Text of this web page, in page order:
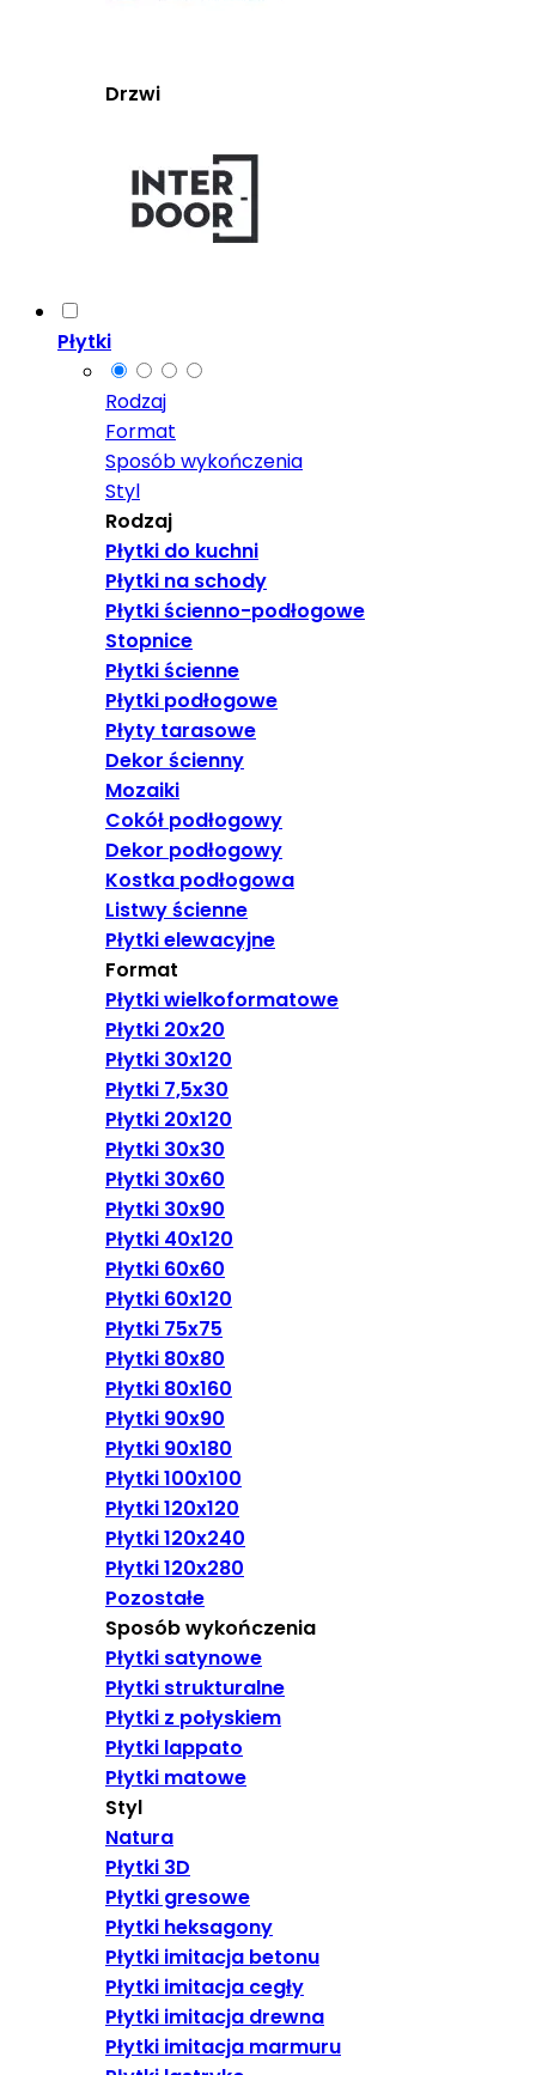
Drzwi
Płytki
Rodzaj
Format
Sposób wykończenia
Styl
Rodzaj
Płytki do kuchni
Płytki na schody
Płytki ścienno-podłogowe
Stopnice
Płytki ścienne
Płytki podłogowe
Płyty tarasowe
Dekor ścienny
Mozaiki
Cokół podłogowy
Dekor podłogowy
Kostka podłogowa
Listwy ścienne
Płytki elewacyjne
Format
Płytki wielkoformatowe
Płytki 20x20
Płytki 30x120
Płytki 7,5x30
Płytki 20x120
Płytki 30x30
Płytki 30x60
Płytki 30x90
Płytki 40x120
Płytki 60x60
Płytki 60x120
Płytki 75x75
Płytki 80x80
Płytki 80x160
Płytki 90x90
Płytki 90x180
Płytki 100x100
Płytki 120x120
Płytki 120x240
Płytki 120x280
Pozostałe
Sposób wykończenia
Płytki satynowe
Płytki strukturalne
Płytki z połyskiem
Płytki lappato
Płytki matowe
Styl
Natura
Płytki 3D
Płytki gresowe
Płytki heksagony
Płytki imitacja betonu
Płytki imitacja cegły
Płytki imitacja drewna
Płytki imitacja marmuru